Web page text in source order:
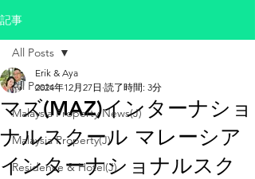
記事
All Posts
Malaysia Property News(J)
Malaysia Property(J)
Residence & Hotel(J)
All Posts
マズ(MAZ)インターナショ
ナルスクール マレーシア
インターナショナルスク
Erik & Aya
2024年12月27日 読了時間: 3分